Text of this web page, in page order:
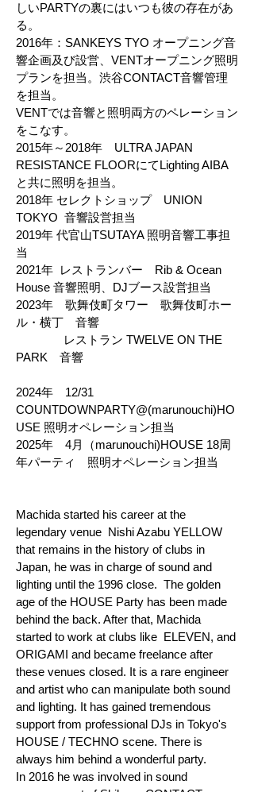
しいPARTYの裏にはいつも彼の存在があ
る。
2016年：SANKEYS TYO オープニング音
響企画及び設営、VENTオープニング照明
プランを担当。渋谷CONTACT音響管理
を担当。
VENTでは音響と照明両方のペレーション
をこなす。
2015年～2018年 ULTRA JAPAN
RESISTANCE FLOORにてLighting AIBA
と共に照明を担当。
2018年 セレクトショップ UNION
TOKYO 音響設営担当
2019年 代官山TSUTAYA 照明音響工事担
当
2021年 レストランバー Rib & Ocean
House 音響照明、DJブース設営担当
2023年 歌舞伎町タワー 歌舞伎町ホー
ル・横丁 音響
レストラン TWELVE ON THE
PARK 音響
2024年 12/31
COUNTDOWNPARTY@(marunouchi)HO
USE 照明オペレーション担当
2025年 4月（marunouchi)HOUSE 18周
年パーティ 照明オペレーション担当
Machida started his career at the
legendary venue Nishi Azabu YELLOW
that remains in the history of clubs in
Japan, he was in charge of sound and
lighting until the 1996 close. The golden
age of the HOUSE Party has been made
behind the back. After that, Machida
started to work at clubs like ELEVEN, and
ORIGAMI and became freelance after
these venues closed. It is a rare engineer
and artist who can manipulate both sound
and lighting. It has gained tremendous
support from professional DJs in Tokyo's
HOUSE / TECHNO scene. There is
always him behind a wonderful party.
In 2016 he was involved in sound